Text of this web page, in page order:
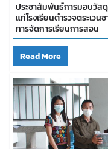
ประชาสัมพันธ์การมอบวัส
แก่โรงเรียนตำรวจตระเวน
การจัดการเรียนการสอน
Read More